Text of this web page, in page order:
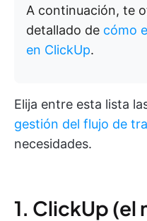
A continuación, te
detallado de cómo
en ClickUp.
Elija entre esta lista
gestión del flujo de
necesidades.
1. ClickUp (el